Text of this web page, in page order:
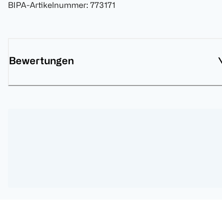
BIPA-Artikelnummer: 773171
Bewertungen